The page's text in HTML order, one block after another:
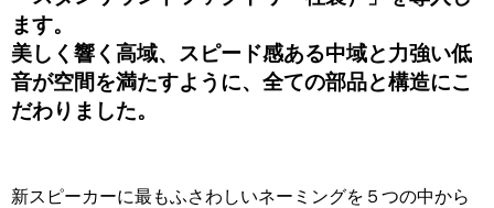
ます。
美しく響く高域、スピード感ある中域と力強い低
音が空間を満たすように、全ての部品と構造にこ
だわりました。
新スピーカーに最もふさわしいネーミングを５つの中から